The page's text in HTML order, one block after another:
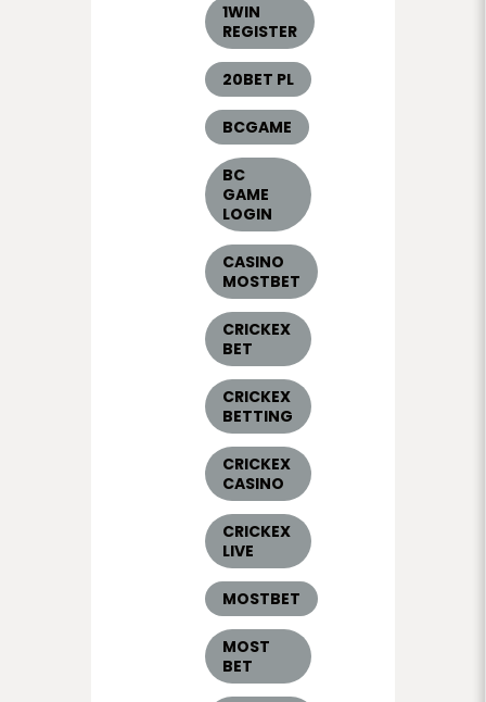
1WIN
REGISTER
20BET PL
BCGAME
BC
GAME
LOGIN
CASINO
MOSTBET
CRICKEX
BET
CRICKEX
BETTING
CRICKEX
CASINO
CRICKEX
LIVE
MOSTBET
MOST
BET